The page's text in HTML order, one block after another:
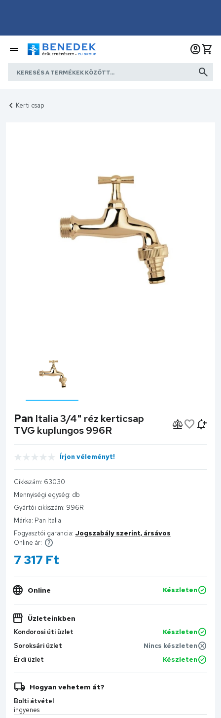
Kerti csap
Pan Italia 3/4" réz kerticsap
TVG kuplungos 996R
Írjon véleményt!
Cikkszám: 63030
Mennyiségi egység: db
Gyártói cikkszám: 996R
Márka: Pan Italia
Fogyasztói garancia: Jogszabály szerint, ársávos
Online ár:
7 317 Ft
Online Készleten
Üzleteinkben
Kondorosi úti üzlet
Készleten
Soroksári üzlet
Nincs készleten
Érdi üzlet
Készleten
Hogyan vehetem át?
Bolti átvétel
ingyenes